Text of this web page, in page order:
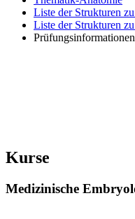
Liste der Strukturen
Liste der Strukturen
Prüfungsinformationen
Kurse
Medizinische